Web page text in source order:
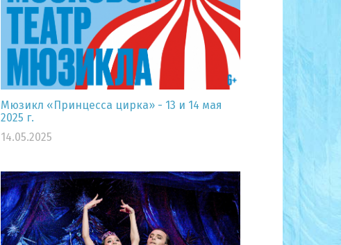
Мюзикл «Принцесса цирка» - 13 и 14 мая
2025 г.
14.05.2025